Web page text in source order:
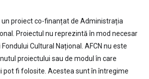
un proiect co-finanțat de Administrația
Proiectul nu reprezintă în mod necesar
Cultural Național. AFCN nu este
proiectului sau de modul în care
pot fi folosite. Acestea sunt în întregime